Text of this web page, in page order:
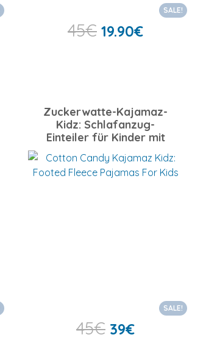
SALE!
45€ 19.90€
Zuckerwatte-Kajamaz-
Kidz: Schlafanzug-
Einteiler für Kinder mit
Füßlingen
SALE!
45€ 39€